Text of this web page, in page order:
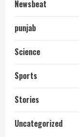
Newsbeat
punjab
Science
Sports
Stories
Uncategorized